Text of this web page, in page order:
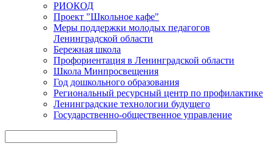
РИОКОД
Проект "Школьное кафе"
Меры поддержки молодых педагогов
Ленинградской области
Бережная школа
Профориентация в Ленинградской области
Школа Минпросвещения
Год дошкольного образования
Региональный ресурсный центр по профилактике
Ленинградские технологии будущего
Государственно-общественное управление